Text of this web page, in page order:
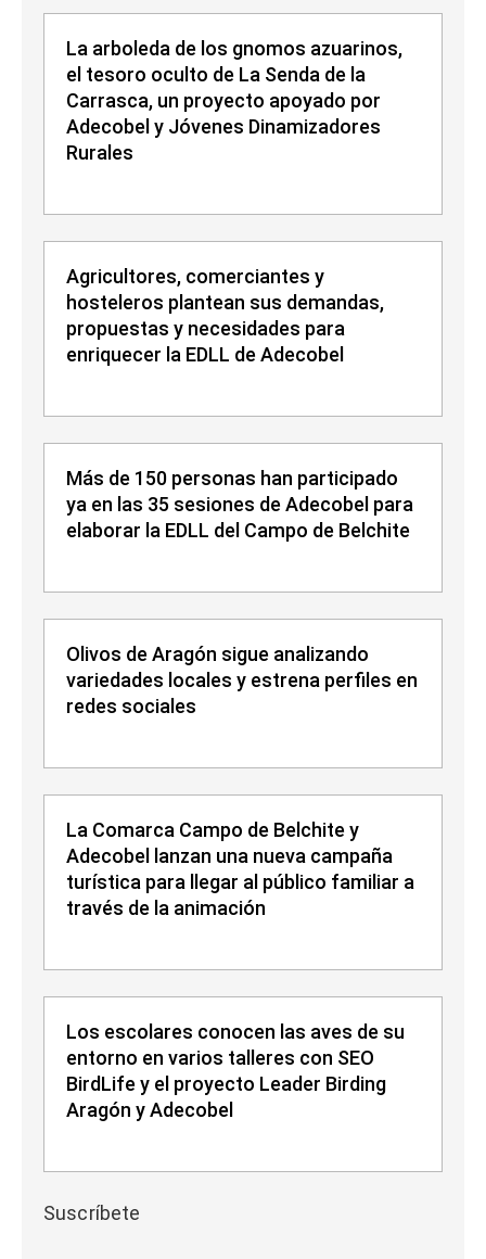
La arboleda de los gnomos azuarinos,
el tesoro oculto de La Senda de la
Carrasca, un proyecto apoyado por
Adecobel y Jóvenes Dinamizadores
Rurales
Agricultores, comerciantes y
hosteleros plantean sus demandas,
propuestas y necesidades para
enriquecer la EDLL de Adecobel
Más de 150 personas han participado
ya en las 35 sesiones de Adecobel para
elaborar la EDLL del Campo de Belchite
Olivos de Aragón sigue analizando
variedades locales y estrena perfiles en
redes sociales
La Comarca Campo de Belchite y
Adecobel lanzan una nueva campaña
turística para llegar al público familiar a
través de la animación
Los escolares conocen las aves de su
entorno en varios talleres con SEO
BirdLife y el proyecto Leader Birding
Aragón y Adecobel
Suscríbete